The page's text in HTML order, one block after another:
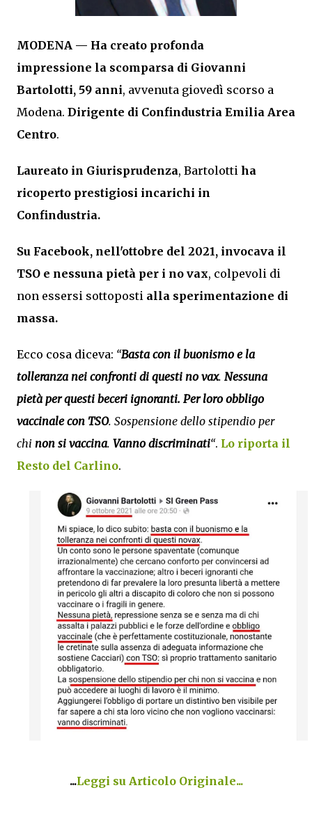
MODENA — Ha creato profonda
impressione la scomparsa di Giovanni
Bartolotti, 59 anni, avvenuta giovedì scorso a
Modena. Dirigente di Confindustria Emilia Area
Centro.
Laureato in Giurisprudenza, Bartolotti ha
ricoperto prestigiosi incarichi in
Confindustria.
Su Facebook, nell'ottobre del 2021, invocava il
TSO e nessuna pietà per i no vax, colpevoli di
non essersi sottoposti alla sperimentazione di
massa.
Ecco cosa diceva: “Basta con il buonismo e la
tolleranza nei confronti di questi no vax. Nessuna
pietà per questi beceri ignoranti. Per loro obbligo
vaccinale con TSO. Sospensione dello stipendio per
chi non si vaccina. Vanno discriminati“. Lo riporta il
Resto del Carlino.
...Leggi su Articolo Originale...